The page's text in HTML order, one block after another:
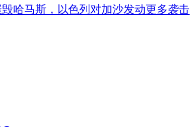
哈马斯，以色列对加沙发动更多袭击